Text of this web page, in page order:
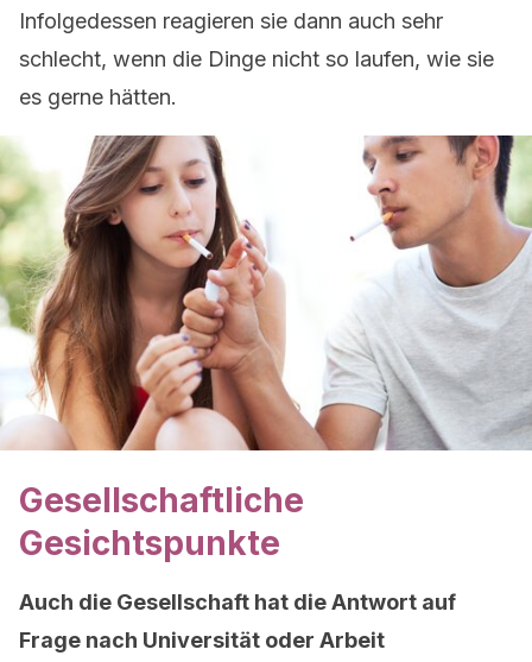
Infolgedessen reagieren sie dann auch sehr
schlecht, wenn die Dinge nicht so laufen, wie sie
es gerne hätten.
Gesellschaftliche
Gesichtspunkte
Auch die Gesellschaft hat die Antwort auf
Frage nach Universität oder Arbeit